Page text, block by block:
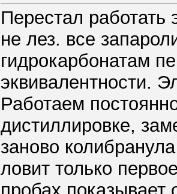
Перестал работать
не лез. все
гидрокарбонатам
эквивалентности.
Работаем
дистиллировке,
заново
ловит только